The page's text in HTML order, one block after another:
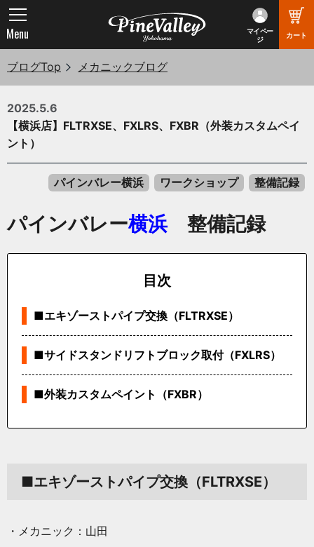
マイペー
ジ
カート
Menu
ブログTop メカニックブログ
2025.5.6
【横浜店】FLTRXSE、FXLRS、FXBR（外装カスタムペイ
ント）
パインバレー横浜 ワークショップ 整備記録
パインバレー横浜整備記録
目次
■エキゾーストパイプ交換（FLTRXSE）
■サイドスタンドリフトブロック取付（FXLRS）
■外装カスタムペイント（FXBR）
■エキゾーストパイプ交換（FLTRXSE）
・メカニック：山田